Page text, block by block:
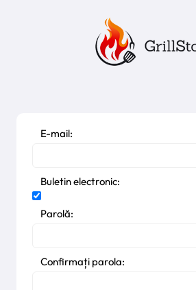
E-mail:
Buletin electronic:
Parolă:
Confirmați parola: